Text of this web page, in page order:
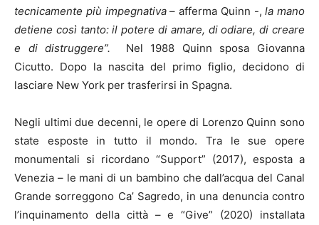
tecnicamente più impegnativa– afferma Quinn -,la mano
detiene così tanto: il potere di amare, di odiare, di creare
e di distruggere”.
Nel 1988 Quinn sposa Giovanna
Cicutto. Dopo la nascita del primo figlio, decidono di
lasciare New York per trasferirsi in Spagna.
Negli ultimi due decenni, le opere di Lorenzo Quinn sono
state esposte in tutto il mondo. Tra le sue opere
monumentali si ricordano “Support” (2017), esposta a
Venezia – le mani di un bambino che dall’acqua del Canal
Grande sorreggono Ca’ Sagredo, in una denuncia contro
l’inquinamento della città – e “Give” (2020) installata